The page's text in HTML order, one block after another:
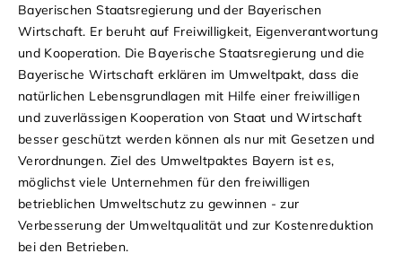
Bayerischen Staatsregierung und der Bayerischen
Wirtschaft. Er beruht auf Freiwilligkeit, Eigenverantwortung
und Kooperation. Die Bayerische Staatsregierung und die
Bayerische Wirtschaft erklären im Umweltpakt, dass die
natürlichen Lebensgrundlagen mit Hilfe einer freiwilligen
und zuverlässigen Kooperation von Staat und Wirtschaft
besser geschützt werden können als nur mit Gesetzen und
Verordnungen. Ziel des Umweltpaktes Bayern ist es,
möglichst viele Unternehmen für den freiwilligen
betrieblichen Umweltschutz zu gewinnen - zur
Verbesserung der Umweltqualität und zur Kostenreduktion
bei den Betrieben.